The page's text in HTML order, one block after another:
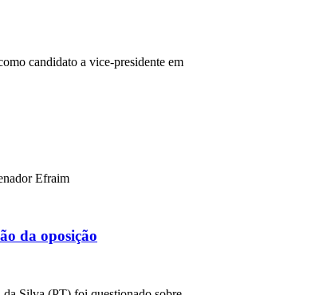
candidato a vice-presidente em
Efraim
da oposição